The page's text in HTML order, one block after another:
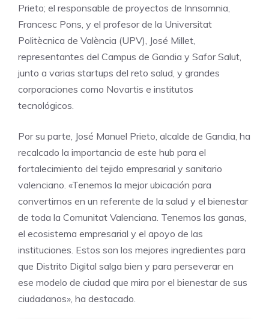
Prieto; el responsable de proyectos de Innsomnia,
Francesc Pons, y el profesor de la Universitat
Politècnica de València (UPV), José Millet,
representantes del Campus de Gandia y Safor Salut,
junto a varias startups del reto salud, y grandes
corporaciones como Novartis e institutos
tecnológicos.
Por su parte, José Manuel Prieto, alcalde de Gandia, ha
recalcado la importancia de este hub para el
fortalecimiento del tejido empresarial y sanitario
valenciano. «Tenemos la mejor ubicación para
convertirnos en un referente de la salud y el bienestar
de toda la Comunitat Valenciana. Tenemos las ganas,
el ecosistema empresarial y el apoyo de las
instituciones. Estos son los mejores ingredientes para
que Distrito Digital salga bien y para perseverar en
ese modelo de ciudad que mira por el bienestar de sus
ciudadanos», ha destacado.